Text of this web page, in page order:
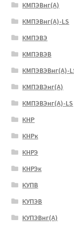
КМПЭВнг(А)
КМПЭВнг(А)-LS
КМПЭВЭ
КМПЭВЭВ
КМПЭВЭВнг(А)-
КМПЭВЭнг(А)
КМПЭВЭнг(А)-LS
КНР
КНРк
КНРЭ
КНРЭк
КУПВ
КУПЭВ
КУПЭВнг(А)